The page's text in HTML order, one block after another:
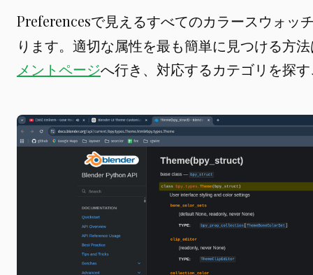
Preferencesで見えるすべてのカラースウォッ
ります。適切な属性を最も簡単に見つける方
メントページへ行き、対応するカテゴリを探